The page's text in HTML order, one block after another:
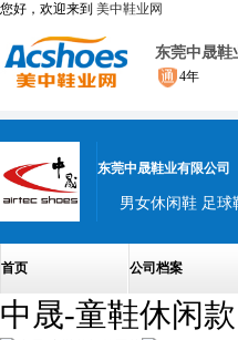
您好，欢迎来到 美中鞋业网
东莞中晟鞋
4年
东莞中晟鞋业有限公司
男女休闲鞋 足球
首页 公司档案
中晟-童鞋休闲款